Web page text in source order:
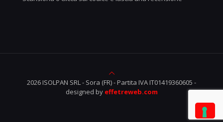
2026 ISOLPAN SRL - Sora (FR) - Partita IVA IT01419360605 -
designed by effetreweb.com